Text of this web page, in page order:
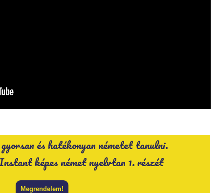
és hatékonyan németet tanulni.
képes német nyelvtan 1. részét
Megrendelem!